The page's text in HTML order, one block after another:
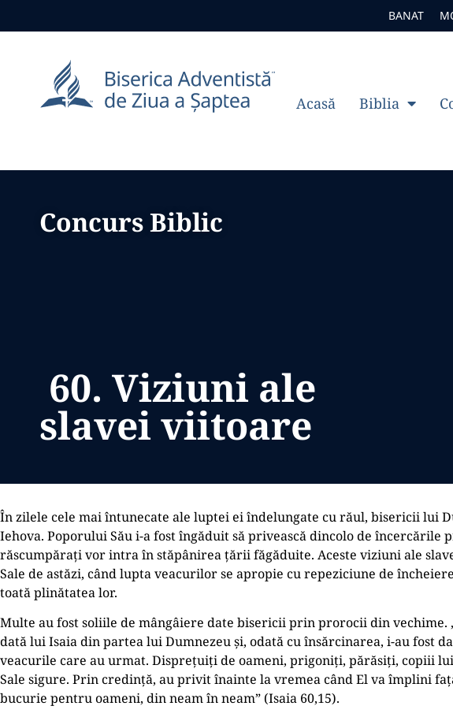
BANAT
Acasă Biblia
Concurs Biblic
60. Viziuni ale
slavei viitoare
În zilele cele mai întunecate ale luptei ei îndelungate cu răul, bisericii lui
Iehova. Poporului Său i-a fost îngăduit să privească dincolo de
răscumpăraţi vor intra în stăpânirea ţării făgăduite. Aceste viziuni ale
Sale de astăzi, când lupta veacurilor se apropie cu repeziciune de
toată plinătatea lor.
Multe au fost soliile de mângâiere date bisericii prin prorocii din
dată lui Isaia din partea lui Dumnezeu și, odată cu însărcinarea, i-au fost
veacurile care au urmat. Dispreţuiţi de oameni, prigoniţi, părăsiţi, copiii
Sale sigure. Prin credinţă, au privit înainte la vremea când El va împlini
bucurie pentru oameni, din neam în neam” (Isaia 60,15).